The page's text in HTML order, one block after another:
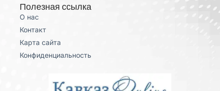
Полезная ссылка
О нас
Контакт
Карта сайта
Конфиденциальность